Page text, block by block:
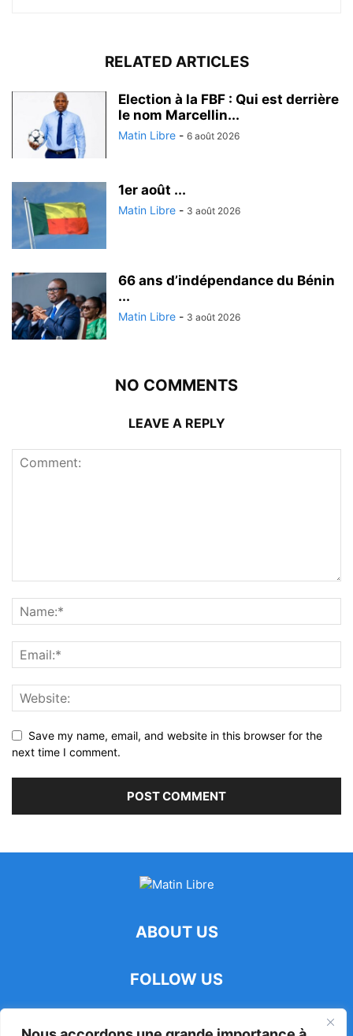
RELATED ARTICLES
Election à la FBF : Qui est derrière
le nom Marcellin...
Matin Libre - 6 août 2026
1er août ...
Matin Libre - 3 août 2026
66 ans d’indépendance du Bénin
...
Matin Libre - 3 août 2026
NO COMMENTS
LEAVE A REPLY
Save my name, email, and website in this browser for the
next time I comment.
ABOUT US
FOLLOW US